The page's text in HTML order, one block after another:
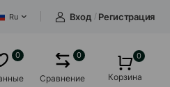
Ru Вход / Регистрация
0
Сравнение
0 0
Корзина